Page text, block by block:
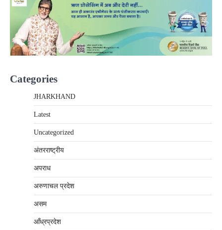
Categories
JHARKHAND
Latest
Uncategorized
अंतरराष्‍ट्रीय
अपराध
अरुणाचल प्रदेश
असम
आँध्रप्रदेश